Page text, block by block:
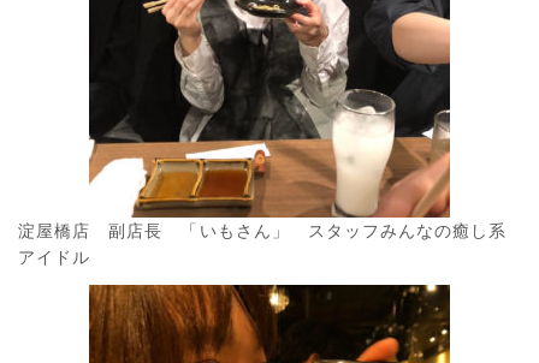
淀屋橋店 副店長 「いもさん」 スタッフみんなの癒し系
アイドル